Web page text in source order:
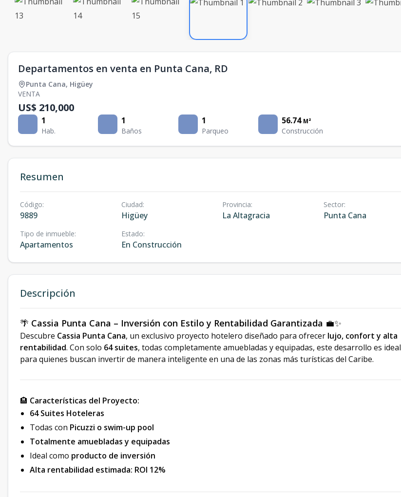
Departamentos en venta en Punta Cana, RD
Punta Cana, Higüey
VENTA
US$ 210,000
1
Hab.
1
Baños
1
Parqueo
56.74 M²
Construcción
Resumen
Código:
9889
Ciudad:
Higüey
Provincia:
La Altagracia
Sector:
Punta Cana
Tipo de inmueble:
Apartamentos
Estado:
En Construcción
Descripción
🌴 Cassia Punta Cana – Inversión con Estilo y Rentabilidad Garantizada 💼✨
Descubre Cassia Punta Cana, un exclusivo proyecto hotelero diseñado para ofrecer lujo, confort y alta
rentabilidad. Con solo 64 suites, todas completamente amuebladas y equipadas, este desarrollo es ideal
para quienes buscan invertir de manera inteligente en una de las zonas más turísticas del Caribe.
🏨 Características del Proyecto:
64 Suites Hoteleras
Todas con Picuzzi o swim-up pool
Totalmente amuebladas y equipadas
Ideal como producto de inversión
Alta rentabilidad estimada: ROI 12%